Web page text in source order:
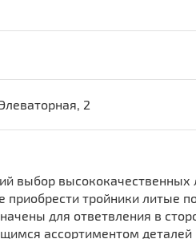
2
выбор высококачественных
тройники литые
для ответвления в
ассортиментом деталей